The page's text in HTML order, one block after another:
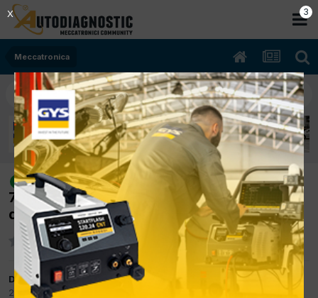
Meccatronica
risolto
[volwagen jetta 10/2009 1896cc bls
77Kw Diesel] buon giorno mi e entrata
questa jetta fa fatica a partire
Da autofficinaviele
22 Gennaio 2025
2
X